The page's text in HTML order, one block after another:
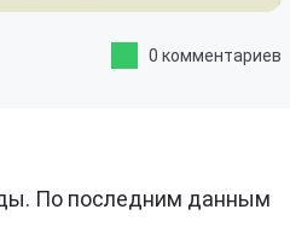
0 комментариев
По последним данным